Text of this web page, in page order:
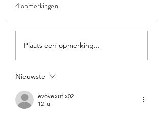
Spel getallen herkennen
4 opmerkingen
Plaats een opmerking...
Nieuwste
evovexufix02
12 jul